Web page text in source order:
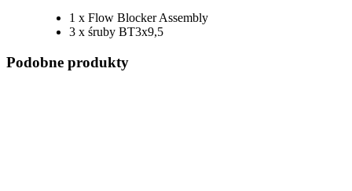
1 x Flow Blocker Assembly
3 x śruby BT3x9,5
Podobne produkty